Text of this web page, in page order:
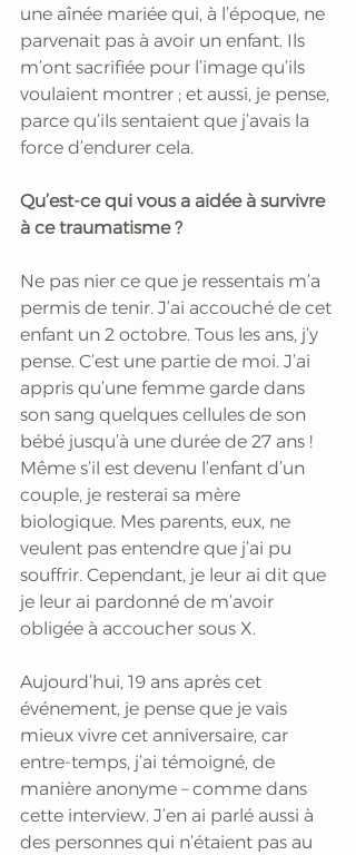
une aînée mariée qui, à l’époque, ne
parvenait pas à avoir un enfant. Ils
m’ont sacrifiée pour l’image qu’ils
voulaient montrer ; et aussi, je pense,
parce qu’ils sentaient que j’avais la
force d’endurer cela.
Qu’est-ce qui vous a aidée à survivre
à ce traumatisme ?
Ne pas nier ce que je ressentais m’a
permis de tenir. J’ai accouché de cet
enfant un 2 octobre. Tous les ans, j’y
pense. C’est une partie de moi. J’ai
appris qu’une femme garde dans
son sang quelques cellules de son
bébé jusqu’à une durée de 27 ans !
Même s’il est devenu l’enfant d’un
couple, je resterai sa mère
biologique. Mes parents, eux, ne
veulent pas entendre que j’ai pu
souffrir. Cependant, je leur ai dit que
je leur ai pardonné de m’avoir
obligée à accoucher sous X.
Aujourd’hui, 19 ans après cet
événement, je pense que je vais
mieux vivre cet anniversaire, car
entre-temps, j’ai témoigné, de
manière anonyme – comme dans
cette interview. J’en ai parlé aussi à
des personnes qui n’étaient pas au